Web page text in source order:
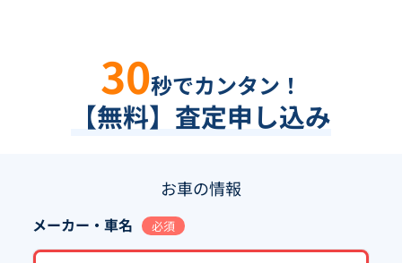
30秒でカンタン！
【無料】査定申し込み
お車の情報
メーカー・車名 必須